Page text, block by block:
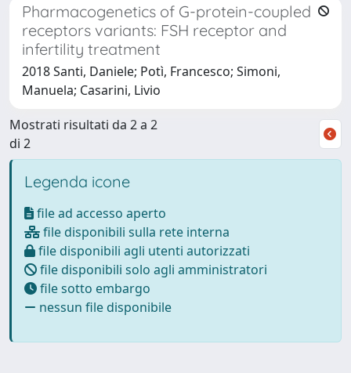
Pharmacogenetics of G-protein-coupled
receptors variants: FSH receptor and
infertility treatment
2018 Santi, Daniele; Potì, Francesco; Simoni,
Manuela; Casarini, Livio
Mostrati risultati da 2 a 2
di 2
Legenda icone
file ad accesso aperto
file disponibili sulla rete interna
file disponibili agli utenti autorizzati
file disponibili solo agli amministratori
file sotto embargo
nessun file disponibile